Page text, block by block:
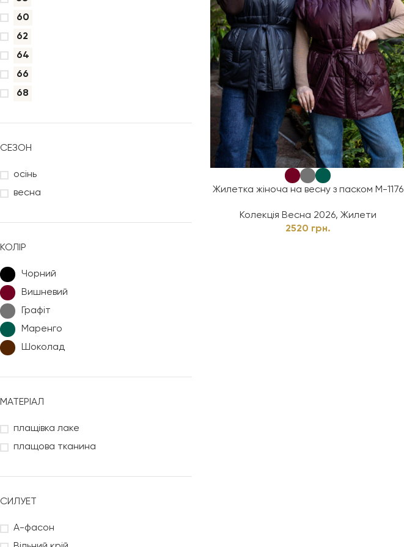
60
62
64
66
68
СЕЗОН
осінь
весна
КОЛІР
Чорний
Вишневий
Графіт
Маренго
Шоколад
МАТЕРІАЛ
плащівка лаке
плащова тканина
СИЛУЕТ
А-фасон
Жилетка жіноча на весну з паском М-1176
Колекція Весна 2026, Жилети
2520 грн.